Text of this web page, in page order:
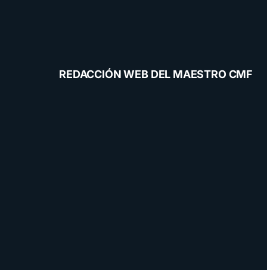
REDACCIÓN WEB DEL MAESTRO CMF